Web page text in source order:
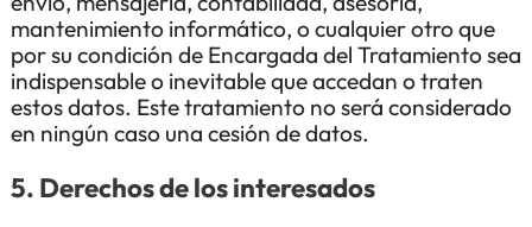
mantenimiento informático, o cualquier otro que
por su condición de Encargada del Tratamiento sea
indispensable o inevitable que accedan o traten
estos datos. Este tratamiento no será considerado
en ningún caso una cesión de datos.
5. Derechos de los interesados